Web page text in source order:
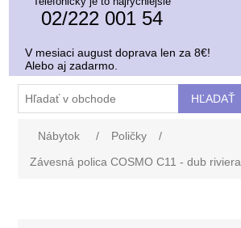
02/222 001 54
V mesiaci august doprava len za 8€!
Alebo aj zadarmo.
Nábytok / Poličky
/
Závesná polica COSMO C11 - dub riviera